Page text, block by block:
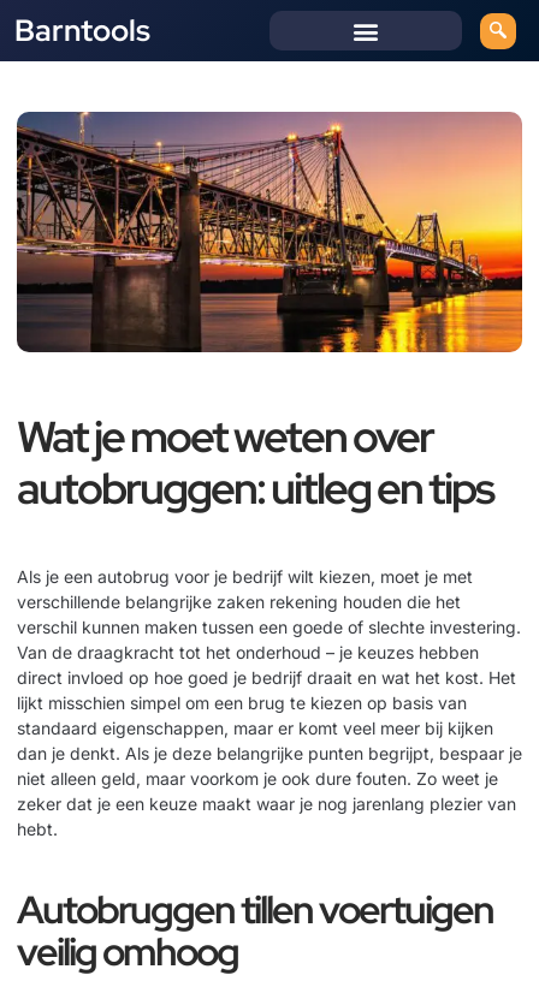
Barntools
Wat je moet weten over
autobruggen: uitleg en tips
Als je een autobrug voor je bedrijf wilt kiezen, moet je met
verschillende belangrijke zaken rekening houden die het
verschil kunnen maken tussen een goede of slechte investering.
Van de draagkracht tot het onderhoud – je keuzes hebben
direct invloed op hoe goed je bedrijf draait en wat het kost. Het
lijkt misschien simpel om een brug te kiezen op basis van
standaard eigenschappen, maar er komt veel meer bij kijken
dan je denkt. Als je deze belangrijke punten begrijpt, bespaar je
niet alleen geld, maar voorkom je ook dure fouten. Zo weet je
zeker dat je een keuze maakt waar je nog jarenlang plezier van
hebt.
Autobruggen tillen voertuigen
veilig omhoog